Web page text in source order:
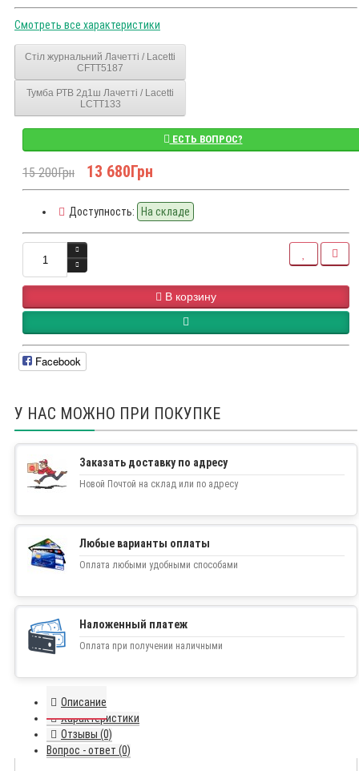
Смотреть все характеристики
Стіл журнальний Лачетті / Lacetti
CFTT5187
Тумба РТВ 2д1ш Лачетті / Lacetti
LCTT133
ЕСТЬ ВОПРОС?
15 200Грн 13 680Грн
Доступность: На складе
В корзину
Facebook
У НАС МОЖНО ПРИ ПОКУПКЕ
Заказать доставку по адресу
Новой Почтой на склад или по адресу
Любые варианты оплаты
Оплата любыми удобными способами
Наложенный платеж
Оплата при получении наличными
Описание
Характеристики
Отзывы (0)
Вопрос - ответ (0)